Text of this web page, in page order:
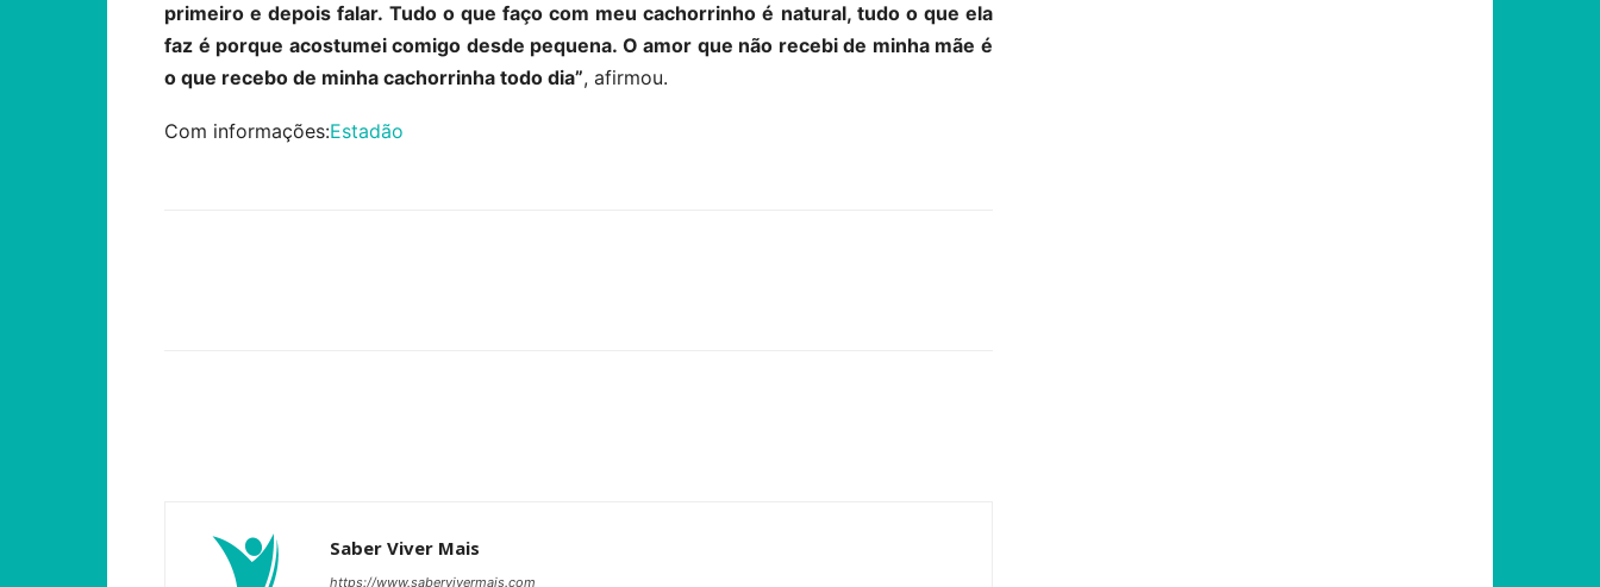
primeiro e depois falar. Tudo o que faço com meu cachorrinho é natural, tudo o que ela
faz é porque acostumei comigo desde pequena. O amor que não recebi de minha mãe é
o que recebo de minha cachorrinha todo dia”, afirmou.
Com informações:Estadão
Saber Viver Mais
https://www.sabervivermais.com